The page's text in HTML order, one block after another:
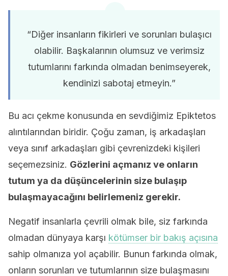
“Diğer insanların fikirleri ve sorunları bulaşıcı
olabilir. Başkalarının olumsuz ve verimsiz
tutumlarını farkında olmadan benimseyerek,
kendinizi sabotaj etmeyin.”
Bu acı çekme konusunda en sevdiğimiz Epiktetos
alıntılarından biridir. Çoğu zaman, iş arkadaşları
veya sınıf arkadaşları gibi çevrenizdeki kişileri
seçemezsiniz. Gözlerini açmanız ve onların
tutum ya da düşüncelerinin size bulaşıp
bulaşmayacağını belirlemeniz gerekir.
Negatif insanlarla çevrili olmak bile, siz farkında
olmadan dünyaya karşı kötümser bir bakış açısına
sahip olmanıza yol açabilir. Bunun farkında olmak,
onların sorunları ve tutumlarının size bulaşmasını